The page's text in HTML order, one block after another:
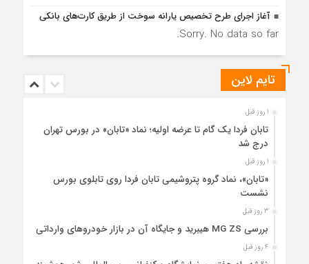
آغاز اجرای طرح تخصیص یارانه سوخت از طریق کارت‌های بانکی
Sorry. No data so far.
تایم لاین
1 روز قبل
تابان فردا یک گام تا عرضه اولیه؛ نماد «تابان» در بورس تهران
درج شد
1 روز قبل
«تابان»، نماد گروه پتروشیمی تابان فردا روی تابلوی بورس
نشست
3 روز قبل
بررسی MG ZS هیبرید و جایگاه آن در بازار خودروهای وارداتی
4 روز قبل